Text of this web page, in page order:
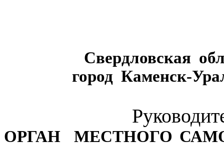
Свердловская
город Каменск-
ОРГАН МЕСТНОГО